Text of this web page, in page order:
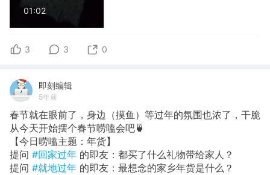
01:02
3 3 0
即刻编辑
5年前
春节就在眼前了，身边（摸鱼）等过年的氛围也浓了，干脆
从今天开始摆个春节唠嗑会吧🍵
【今日唠嗑主题：年货】
提问 #回家过年 的即友：都买了什么礼物带给家人？
提问 #就地过年 的即友：最想念的家乡年货是什么？